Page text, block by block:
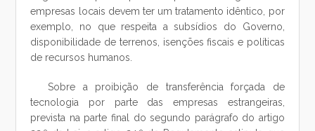
empresas locais devem ter um tratamento idêntico, por
exemplo, no que respeita a subsídios do Governo,
disponibilidade de terrenos, isenções fiscais e políticas
de recursos humanos.
Sobre a proibição de transferência forçada de
tecnologia por parte das empresas estrangeiras,
prevista na parte final do segundo parágrafo do artigo